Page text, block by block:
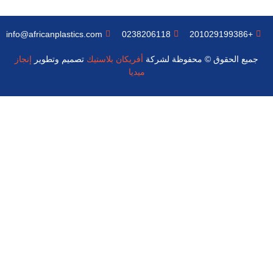
جميع الحقوق © محفوظة لشركة أفريكان بلاستيك تصميم وتطوير إنجاز
ميديا
+201029199386
0238206118
info@africanplastics.com